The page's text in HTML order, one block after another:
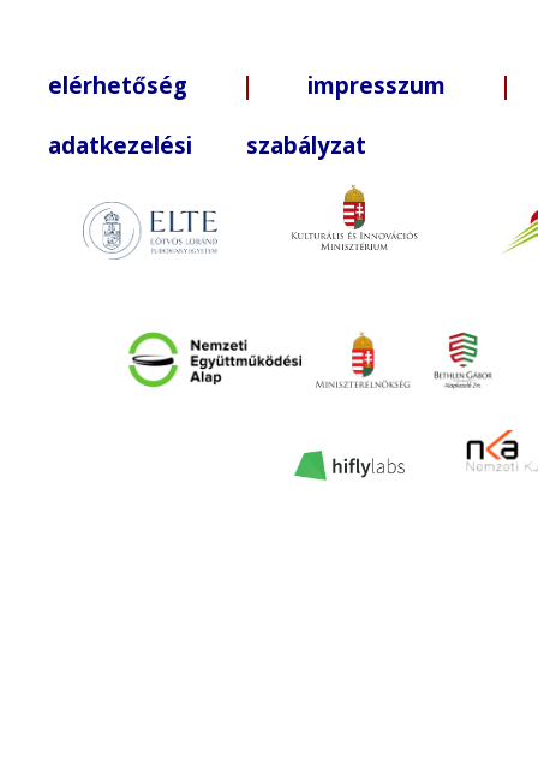
elérhetőség | impresszum |
adatkezelési szabályzat